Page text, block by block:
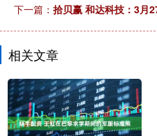
下一篇： 拾贝赢 和达科技：3月
相关文章